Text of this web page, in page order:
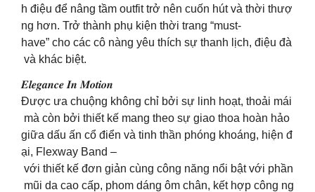
h điệu để nâng tầm outfit trở nên cuốn hút và thời thượ
ng hơn. Trở thành phụ kiện thời trang “must-
have” cho các cô nàng yêu thích sự thanh lịch, điệu đà
và khác biệt.
𝑬𝒍𝒆𝒈𝒂𝒏𝒄𝒆 𝑰𝒏 𝑴𝒐𝒕𝒊𝒐𝒏
Được ưa chuộng không chỉ bởi sự linh hoạt, thoải mái
mà còn bởi thiết kế mang theo sự giao thoa hoàn hảo
giữa dấu ấn cổ điển và tinh thần phóng khoáng, hiện đ
ại, Flexway Band –
với thiết kế đơn giản cùng công năng nổi bật với phần
mũi da cao cấp, phom dáng ôm chân, kết hợp công ng